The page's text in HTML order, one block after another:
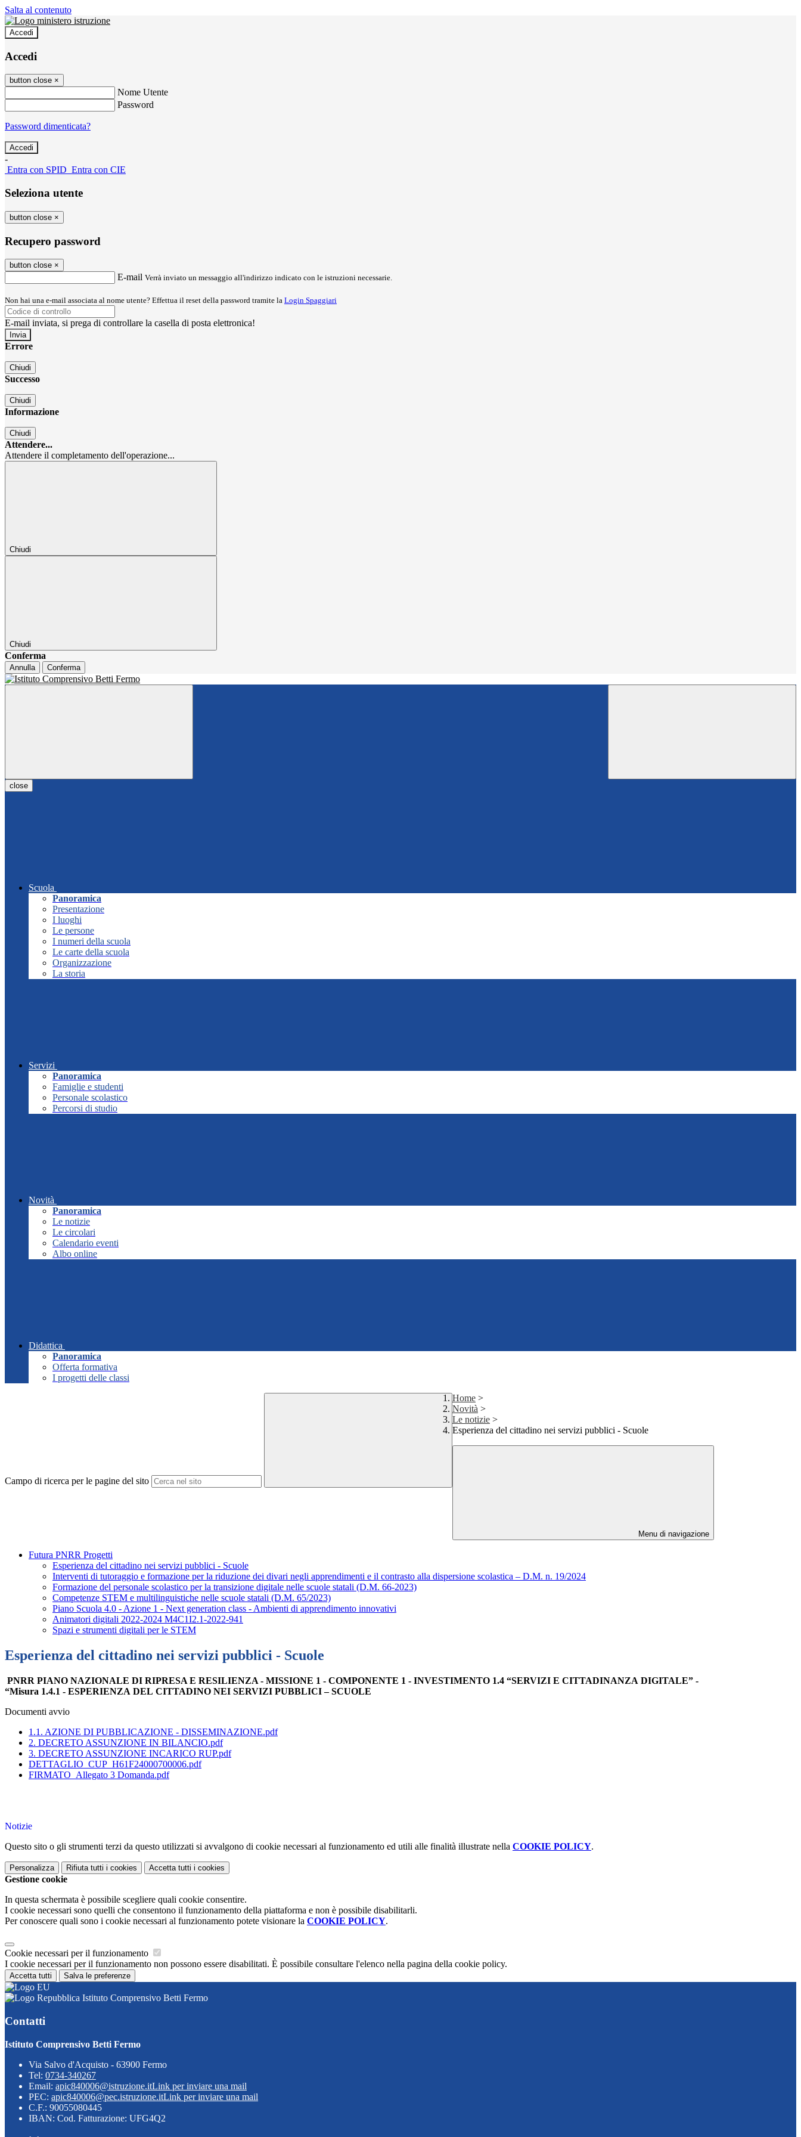
Salta al contenuto
Accedi
Accedi
button close ×
Nome Utente
Password
Password dimenticata?
-
Entra con SPID Entra con CIE
Seleziona utente
button close ×
Recupero password
button close ×
E-mail Verrà inviato un messaggio all'indirizzo indicato con le istruzioni necessarie.
Non hai una e-mail associata al nome utente? Effettua il reset della password tramite la Login Spaggiari
E-mail inviata, si prega di controllare la casella di posta elettronica!
Errore
Chiudi
Successo
Chiudi
Informazione
Chiudi
Attendere...
Attendere il completamento dell'operazione...
Chiudi
Chiudi
Conferma
Annulla Conferma
close
Scuola
Panoramica
Presentazione
I luoghi
Le persone
I numeri della scuola
Le carte della scuola
Organizzazione
La storia
Servizi
Panoramica
Famiglie e studenti
Personale scolastico
Percorsi di studio
Novità
Panoramica
Le notizie
Le circolari
Calendario eventi
Albo online
Didattica
Panoramica
Offerta formativa
I progetti delle classi
Campo di ricerca per le pagine del sito
Home >
Novità >
Le notizie >
Esperienza del cittadino nei servizi pubblici - Scuole
Menu di navigazione
Futura PNRR Progetti
Esperienza del cittadino nei servizi pubblici - Scuole
Interventi di tutoraggio e formazione per la riduzione dei divari negli apprendimenti e il contrasto alla dispersione scolastica – D.M. n. 19/2024
Formazione del personale scolastico per la transizione digitale nelle scuole statali (D.M. 66-2023)
Competenze STEM e multilinguistiche nelle scuole statali (D.M. 65/2023)
Piano Scuola 4.0 - Azione 1 - Next generation class - Ambienti di apprendimento innovativi
Animatori digitali 2022-2024 M4C1I2.1-2022-941
Spazi e strumenti digitali per le STEM
Esperienza del cittadino nei servizi pubblici - Scuole
PNRR PIANO NAZIONALE DI RIPRESA E RESILIENZA - MISSIONE 1 - COMPONENTE 1 - INVESTIMENTO 1.4 “SERVIZI E CITTADINANZA DIGITALE” -
“Misura 1.4.1 - ESPERIENZA DEL CITTADINO NEI SERVIZI PUBBLICI – SCUOLE
Documenti avvio
1.1. AZIONE DI PUBBLICAZIONE - DISSEMINAZIONE.pdf
2. DECRETO ASSUNZIONE IN BILANCIO.pdf
3. DECRETO ASSUNZIONE INCARICO RUP.pdf
DETTAGLIO_CUP_H61F24000700006.pdf
FIRMATO_Allegato 3 Domanda.pdf
Notizie
Questo sito o gli strumenti terzi da questo utilizzati si avvalgono di cookie necessari al funzionamento ed utili alle finalità illustrate nella COOKIE POLICY.
Personalizza Rifiuta tutti i cookies Accetta tutti i cookies
Gestione cookie
In questa schermata è possibile scegliere quali cookie consentire.
I cookie necessari sono quelli che consentono il funzionamento della piattaforma e non è possibile disabilitarli.
Per conoscere quali sono i cookie necessari al funzionamento potete visionare la COOKIE POLICY.
Cookie necessari per il funzionamento
I cookie necessari per il funzionamento non possono essere disabilitati. È possibile consultare l'elenco nella pagina della cookie policy.
Accetta tutti Salva le preferenze
Istituto Comprensivo Betti Fermo
Contatti
Istituto Comprensivo Betti Fermo
Via Salvo d'Acquisto - 63900 Fermo
Tel: 0734-340267
Email: apic840006@istruzione.itLink per inviare una mail
PEC: apic840006@pec.istruzione.itLink per inviare una mail
C.F.: 90055080445
IBAN: Cod. Fatturazione: UFG4Q2